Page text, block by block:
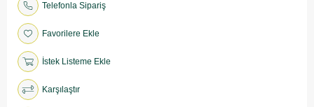
Telefonla Sipariş
Favorilere Ekle
İstek Listeme Ekle
Karşılaştır